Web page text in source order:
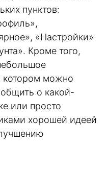
пунктов:
«Настройки»
Кроме того,
котором можно
о какой-
или просто
хорошей идеей